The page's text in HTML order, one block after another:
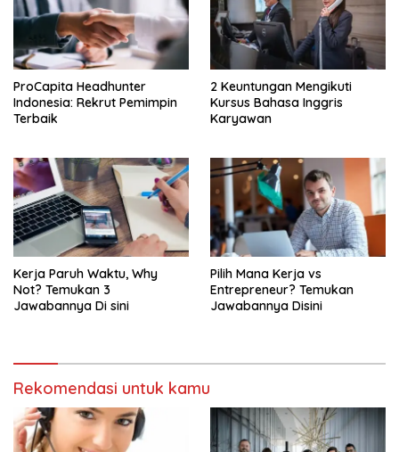
ProCapita Headhunter
Indonesia: Rekrut Pemimpin
Terbaik
2 Keuntungan Mengikuti
Kursus Bahasa Inggris
Karyawan
Kerja Paruh Waktu, Why
Not? Temukan 3
Jawabannya Di sini
Pilih Mana Kerja vs
Entrepreneur? Temukan
Jawabannya Disini
Rekomendasi untuk kamu